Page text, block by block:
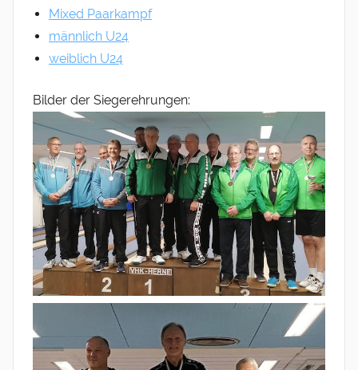
Mixed Paarkampf
männlich U24
weiblich U24
Bilder der Siegerehrungen: